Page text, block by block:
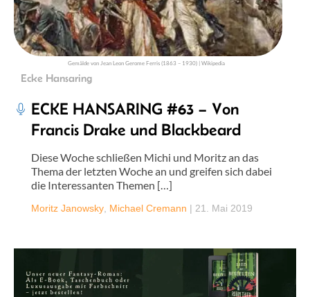
ÜBER UNS
Gemälde von Jean Leon Gerome Ferris (1863 – 1930) | Wikipedia
Ecke Hansaring
ECKE HANSARING #63 – Von
Francis Drake und Blackbeard
Diese Woche schließen Michi und Moritz an das
Thema der letzten Woche an und greifen sich dabei
die Interessanten Themen […]
Moritz Janowsky Michael Cremann | 21. Mai 2019